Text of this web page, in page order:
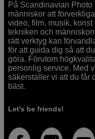
På Scandinavian
människor att
video, film, musik,
tekniken och
rätt verktyg kan
för att guida dig så att
göra. Förutom
personlig service. Med
säkerställer vi att du får
bäst.
Let's be friends!